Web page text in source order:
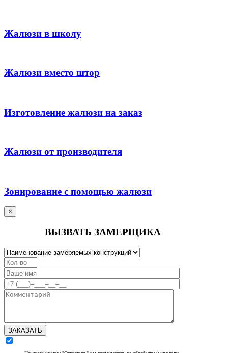
Жалюзи в школу
Жалюзи вместо штор
Изготовление жалюзи на заказ
Жалюзи от производителя
Зонирование с помощью жалюзи
×
ВЫЗВАТЬ ЗАМЕРЩИКА
ЗАКАЗАТЬ